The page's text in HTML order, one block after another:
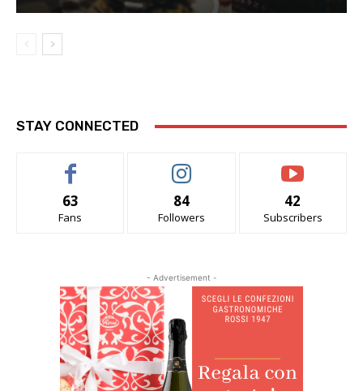
STAY CONNECTED
63
Fans
84
Followers
42
Subscribers
- Advertisement -